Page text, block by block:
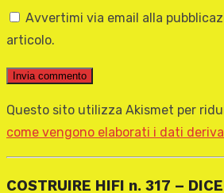
Avvertimi via email alla
articolo.
Questo sito utilizza Akismet per
come vengono elaborati i dati
COSTRUIRE HIFI n. 317 –